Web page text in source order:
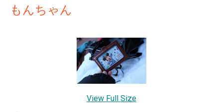
もんちゃん
View Full Size